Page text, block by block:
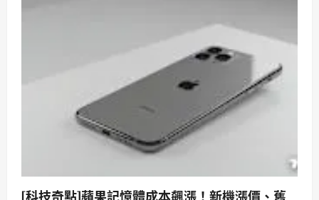
[科技奇點]蘋果記憶體成本飆漲！新機漲價、舊